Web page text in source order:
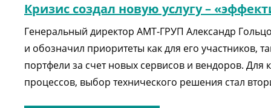
Кризис создал новую услугу –
Генеральный директор АМТ-ГРУП Александр
и обозначил приоритеты как для его участников,
портфели за счет новых сервисов и вендоров.
процессов, выбор технического решения стал